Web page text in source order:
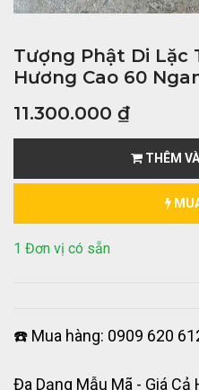
Tượng Phật Di Lặc
Hương Cao 60
11.300.000 ₫
THÊM
1 Đơn vị có sẵn
☎️ Mua hàng: 0909 620
Đa Dạng Mẫu Mã - Giá Cả